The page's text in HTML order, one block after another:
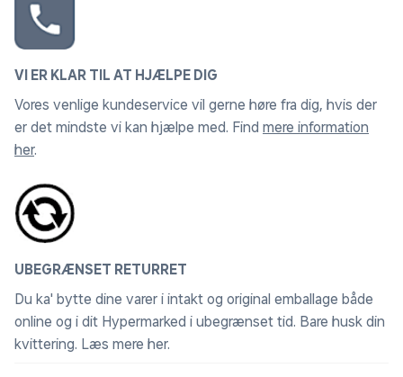
VI ER KLAR TIL AT HJÆLPE DIG
Vores venlige kundeservice vil gerne høre fra dig, hvis der
er det mindste vi kan hjælpe med. Find mere information
her.
UBEGRÆNSET RETURRET
Du ka' bytte dine varer i intakt og original emballage både
online og i dit Hypermarked i ubegrænset tid. Bare husk din
kvittering. Læs mere her.